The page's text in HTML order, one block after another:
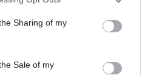
Sharing of my
Sale of my